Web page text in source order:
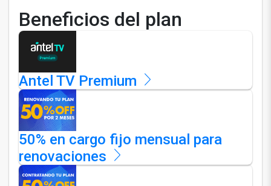
Beneficios del plan
Antel TV Premium
50% en cargo fijo mensual para
renovaciones